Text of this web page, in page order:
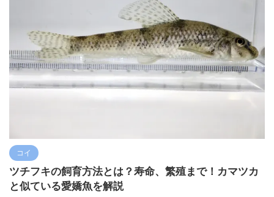
コイ
ツチフキの飼育方法とは？寿命、繁殖まで！カマツカ
と似ている愛嬌魚を解説